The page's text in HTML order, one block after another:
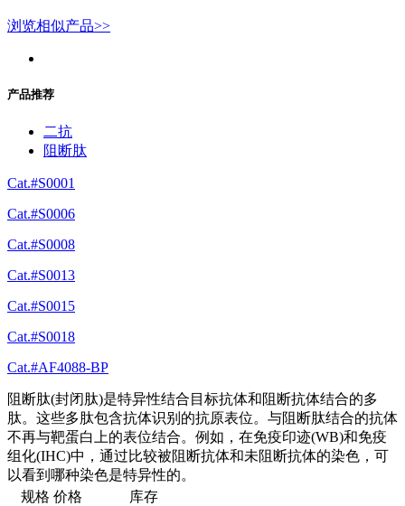
浏览相似产品>>
产品推荐
二抗
阻断肽
Cat.#S0001
Cat.#S0006
Cat.#S0008
Cat.#S0013
Cat.#S0015
Cat.#S0018
Cat.#AF4088-BP
阻断肽(封闭肽)是特异性结合目标抗体和阻断抗体结合的多
肽。这些多肽包含抗体识别的抗原表位。与阻断肽结合的抗体
不再与靶蛋白上的表位结合。例如，在免疫印迹(WB)和免疫
组化(IHC)中，通过比较被阻断抗体和未阻断抗体的染色，可
以看到哪种染色是特异性的。
规格 价格
库存